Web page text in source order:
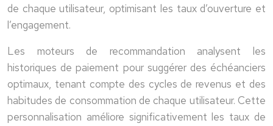
de chaque utilisateur, optimisant les taux d’ouverture et
l’engagement.
Les moteurs de recommandation analysent les
historiques de paiement pour suggérer des échéanciers
optimaux, tenant compte des cycles de revenus et des
habitudes de consommation de chaque utilisateur. Cette
personnalisation améliore significativement les taux de